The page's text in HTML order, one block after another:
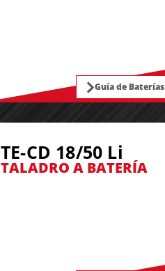
Guía de Baterías
TE-CD 18/50 Li
TALADRO A BATERÍA